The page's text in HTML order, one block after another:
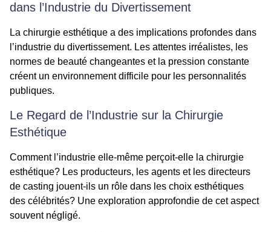
dans l’Industrie du Divertissement
La chirurgie esthétique a des implications profondes dans
l’industrie du divertissement. Les attentes irréalistes, les
normes de beauté changeantes et la pression constante
créent un environnement difficile pour les personnalités
publiques.
Le Regard de l’Industrie sur la Chirurgie
Esthétique
Comment l’industrie elle-même perçoit-elle la chirurgie
esthétique? Les producteurs, les agents et les directeurs
de casting jouent-ils un rôle dans les choix esthétiques
des célébrités? Une exploration approfondie de cet aspect
souvent négligé.